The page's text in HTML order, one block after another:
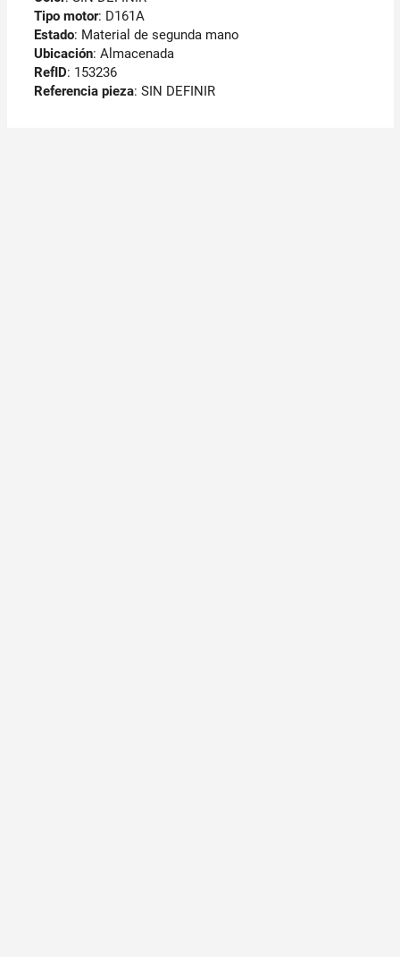
Tipo motor: D161A
Estado: Material de segunda mano
Ubicación: Almacenada
RefID: 153236
Referencia pieza: SIN DEFINIR